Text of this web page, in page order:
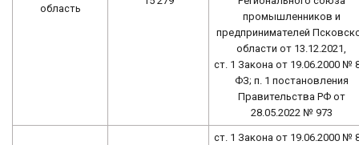
область
промышленников и
предпринимателей
области от 13.12.2021,
ст. 1 Закона от 19.06.2000 №
ФЗ; п. 1 постановления
Правительства РФ от
28.05.2022 № 973
ст. 1 Закона от 19.06.2000 №